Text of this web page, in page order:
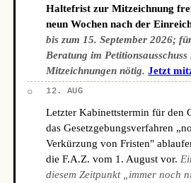
Haltefrist zur Mitzeichnung
neun Wochen nach der
bis zum 15. September 2026;
Beratung im
Mitzeichnungen nötig. Jetzt
○ 12. AUG
Letzter Kabinettstermin für den
das Gesetzgebungsverfahren
Verkürzung von Fristen"
die F.A.Z. vom 1. August vor.
diesem Zeitpunkt „immer noch